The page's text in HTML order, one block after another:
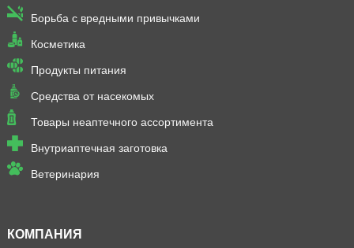
Борьба с вредными привычками
Косметика
Продукты питания
Средства от насекомых
Товары неаптечного ассортимента
Внутриаптечная заготовка
Ветеринария
КОМПАНИЯ